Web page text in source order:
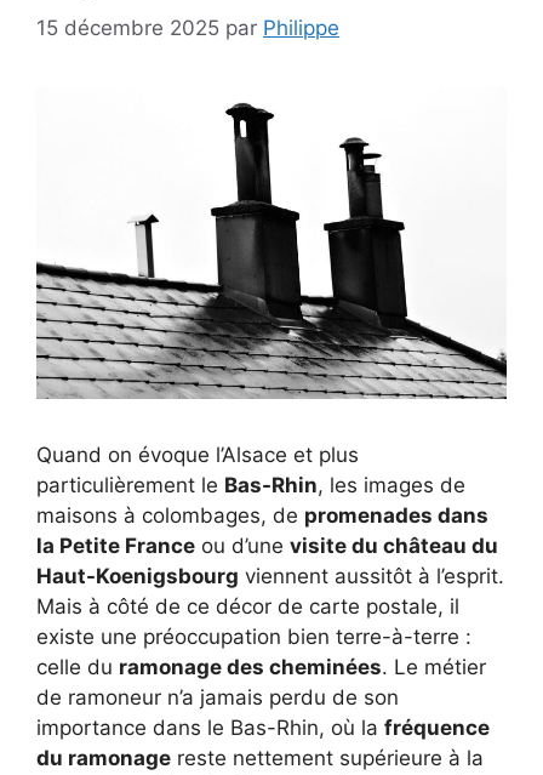
15 décembre 2025 par Philippe
Quand on évoque l’Alsace et plus
particulièrement le Bas-Rhin, les images de
maisons à colombages, de promenades dans
la Petite France ou d’une visite du château du
Haut-Koenigsbourg viennent aussitôt à l’esprit.
Mais à côté de ce décor de carte postale, il
existe une préoccupation bien terre-à-terre :
celle du ramonage des cheminées. Le métier
de ramoneur n’a jamais perdu de son
importance dans le Bas-Rhin, où la fréquence
du ramonage reste nettement supérieure à la